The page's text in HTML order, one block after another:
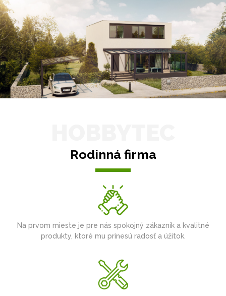
Rodinná firma
Na prvom mieste je pre nás spokojný zákazník a kvalitné
produkty, ktoré mu prinesú radosť a úžitok.